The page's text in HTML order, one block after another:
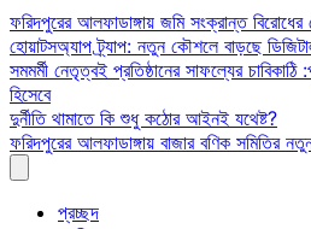
Skip
to
content
ফরিদপুরের আলফাডাঙ্গায় জমি সংক্রান্ত
হোয়াটসঅ্যাপ ট্র্যাপ: নতুন কৌশলে বাড়ছে
সমমর্মী নেতৃত্বই প্রতিষ্ঠানের সাফল্যের
হিসেবে
দুর্নীতি থামাতে কি শুধু কঠোর আইনই যথেষ্ট?
ফরিদপুরের আলফাডাঙ্গায় বাজার বণিক সমিতির
প্রচ্ছদ